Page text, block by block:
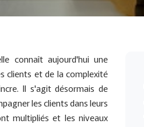
connaît aujourd'hui une
clients et de la complexité
Il s'agit désormais de
les clients dans leurs
multipliés et les niveaux